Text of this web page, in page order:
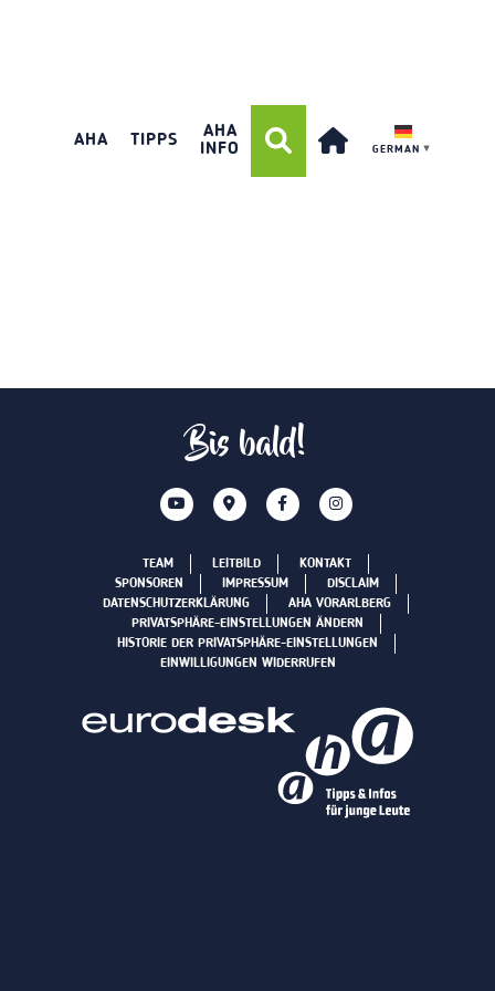
AHA TIPPS
AHA
INFO
GERMAN ▼
Bis bald!
TEAM LEITBILD
KONTAKT
SPONSOREN
IMPRESSUM
DISCLAIM
DATENSCHUTZERKLÄRUNG
AHA VORARLBERG
PRIVATSPHÄRE-EINSTELLUNGEN ÄNDERN
HISTORIE DER PRIVATSPHÄRE-EINSTELLUNGEN
EINWILLIGUNGEN WIDERRUFEN